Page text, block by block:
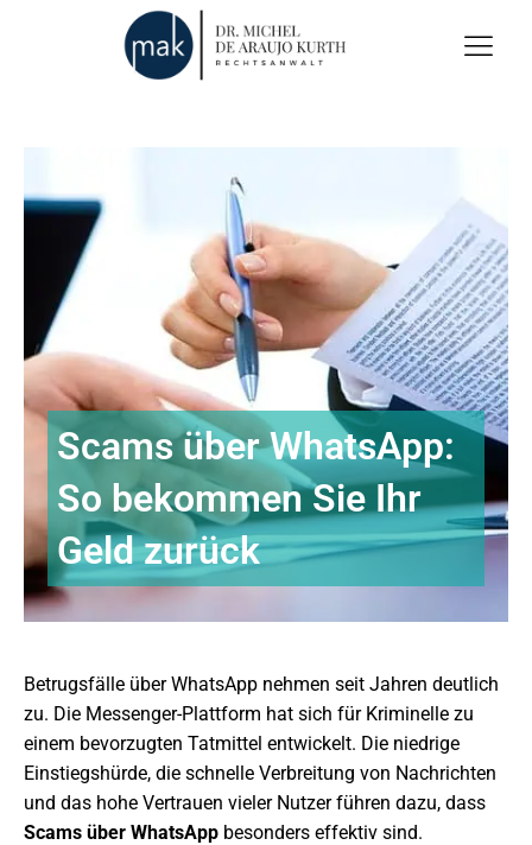
Scams über WhatsApp:
So bekommen Sie Ihr
Geld zurück
Betrugsfälle über WhatsApp nehmen seit Jahren deutlich
zu. Die Messenger-Plattform hat sich für Kriminelle zu
einem bevorzugten Tatmittel entwickelt. Die niedrige
Einstiegshürde, die schnelle Verbreitung von Nachrichten
und das hohe Vertrauen vieler Nutzer führen dazu, dass
Scams über WhatsApp besonders effektiv sind.